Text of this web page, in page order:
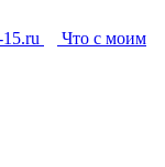
Что с моим